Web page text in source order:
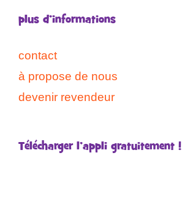
plus d’informations
contact
à propose de nous
devenir revendeur
Télécharger l’appli gratuitement !